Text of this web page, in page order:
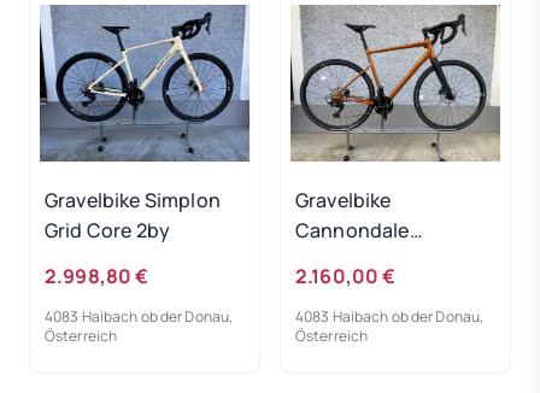
Gravelbike Simplon
Grid Core 2by
2.998,80 €
4083 Haibach ob der Donau,
Österreich
Gravelbike
Cannondale
2.160,00 €
4083 Haibach ob der Donau,
Österreich